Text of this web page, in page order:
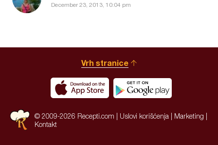
December 23, 2013, 10:04 pm
Vrh stranice
© 2009-2026 Recepti.com | Uslovi korišćenja Marketing
Kontakt